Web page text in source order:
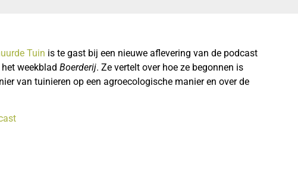
Tuin is te gast bij een nieuwe aflevering van de podcast
het weekblad Boerderij. Ze vertelt over hoe ze begonnen is
van tuinieren op een agroecologische manier en over de